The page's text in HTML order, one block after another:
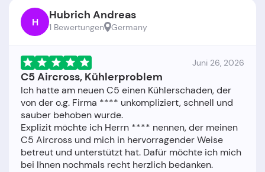
H Hubrich Andreas
1 Bewertungen Germany
Juni 26, 2026
C5 Aircross, Kühlerproblem
Ich hatte am neuen C5 einen Kühlerschaden, der
von der o.g. Firma **** unkompliziert, schnell und
sauber behoben wurde.
Explizit möchte ich Herrn **** nennen, der meinen
C5 Aircross und mich in hervorragender Weise
betreut und unterstützt hat. Dafür möchte ich mich